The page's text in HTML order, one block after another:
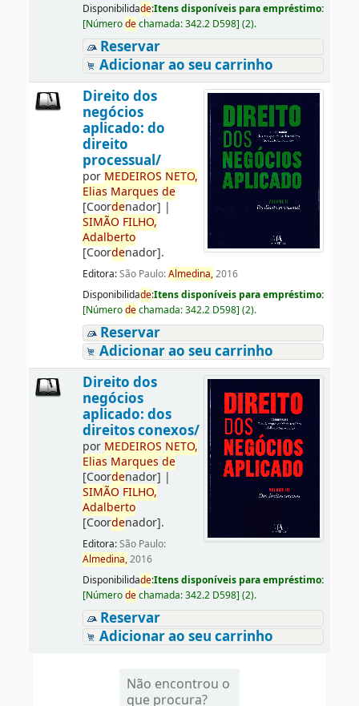
Disponibilidade:Itens disponíveis para empréstimo:
[Númerodechamada:342.2 D598] (2).
Reservar
Adicionar ao seu carrinho
Direito dos
negócios
aplicado: do
direito
processual/
por MEDEIROS NETO,
Elias Marques de
[Coordenador] |
SIMÃO FILHO,
Adalberto
[Coordenador].
Editora:São Paulo:Almedina,2016
Disponibilidade:Itens disponíveis para empréstimo:
[Númerodechamada:342.2 D598] (2).
Reservar
Adicionar ao seu carrinho
Direito dos
negócios
aplicado: dos
direitos conexos/
por MEDEIROS NETO,
Elias Marques de
[Coordenador] |
SIMÃO FILHO,
Adalberto
[Coordenador].
Editora:São Paulo:
Almedina,2016
Disponibilidade:Itens disponíveis para empréstimo:
[Númerodechamada:342.2 D598] (2).
Reservar
Adicionar ao seu carrinho
Não encontrou o
que procura?